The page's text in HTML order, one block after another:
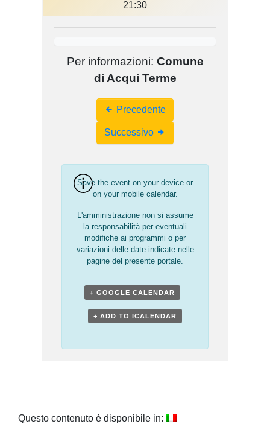
21:30
Per informazioni: Comune
di Acqui Terme
Navigation
Precedente
Successivo
Save the event on your device or
on your mobile calendar.
L'amministrazione non si assume
la responsabilità per eventuali
modifiche ai programmi o per
variazioni delle date indicate nelle
pagine del presente portale.
+ GOOGLE CALENDAR
+ ADD TO ICALENDAR
Questo contenuto è disponibile in: